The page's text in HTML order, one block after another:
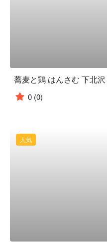
蕎麦と鶏 はんさむ 下北沢
0 (0)
人気